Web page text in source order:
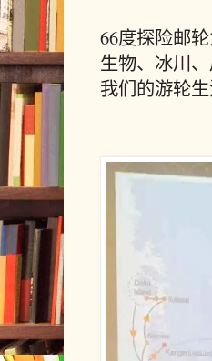
66度探险邮
生物、冰川
我们的游轮生